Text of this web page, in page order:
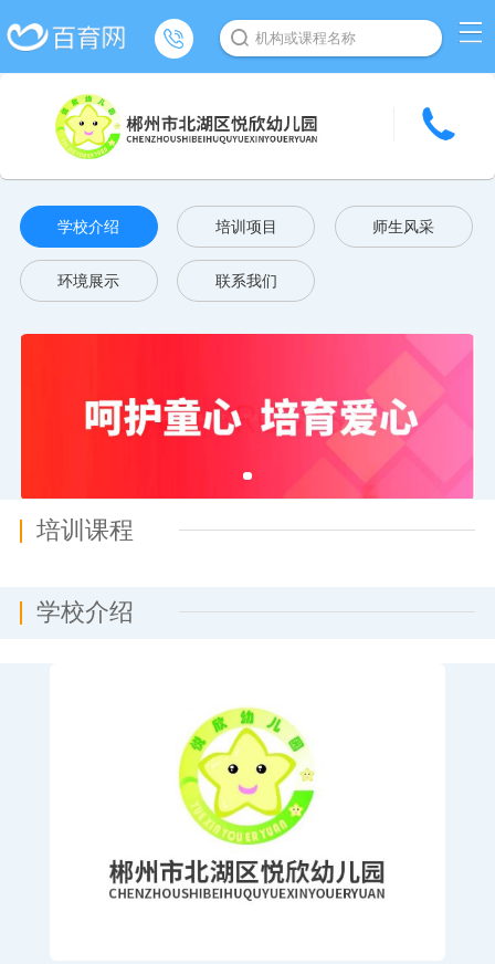
机构或课程名称
学校介绍 培训项目 师生风采
环境展示 联系我们
培训课程
学校介绍